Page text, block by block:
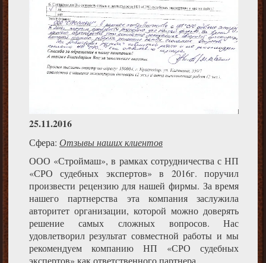
25.11.2016
Сфера: Отзывы наших клиентов
ООО «Строймаш», в рамках сотрудничества с НП
«СРО судебных экспертов» в 2016г. поручил
произвести рецензию для нашей фирмы. За время
нашего партнерства эта компания заслужила
авторитет организации, которой можно доверять
решение самых сложных вопросов. Нас
удовлетворил результат совместной работы и мы
рекомендуем компанию НП «СРО судебных
экспертов» как ответственного партнера.